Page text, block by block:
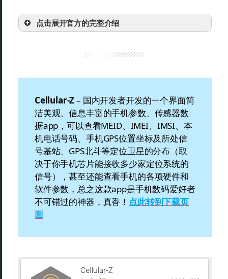
点击展开官方的完整介绍
Cellular-Z– 国内开发者开发的一个界面简
洁美观、信息丰富的手机参数、传感器数
据app，可以查看MEID、IMEI、IMSI、本
机电话号码、手机GPS位置坐标及所处信
号基站、GPS北斗等定位卫星的分布（取
决于你手机芯片能接收多少家定位系统的
信号），甚至还能查看手机的各项硬件和
软件参数，总之这款app是手机数码爱好者
不可错过的神器，真香！ 点此转到下载页
面